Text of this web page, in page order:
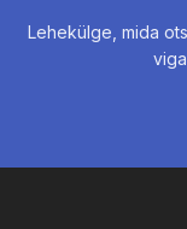
Lehekülge, mida